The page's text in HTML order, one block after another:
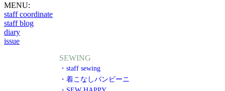
MENU:
staff coordinate
staff blog
diary
issue
SEWING
・staff sewing
・着こなしバンビーニ